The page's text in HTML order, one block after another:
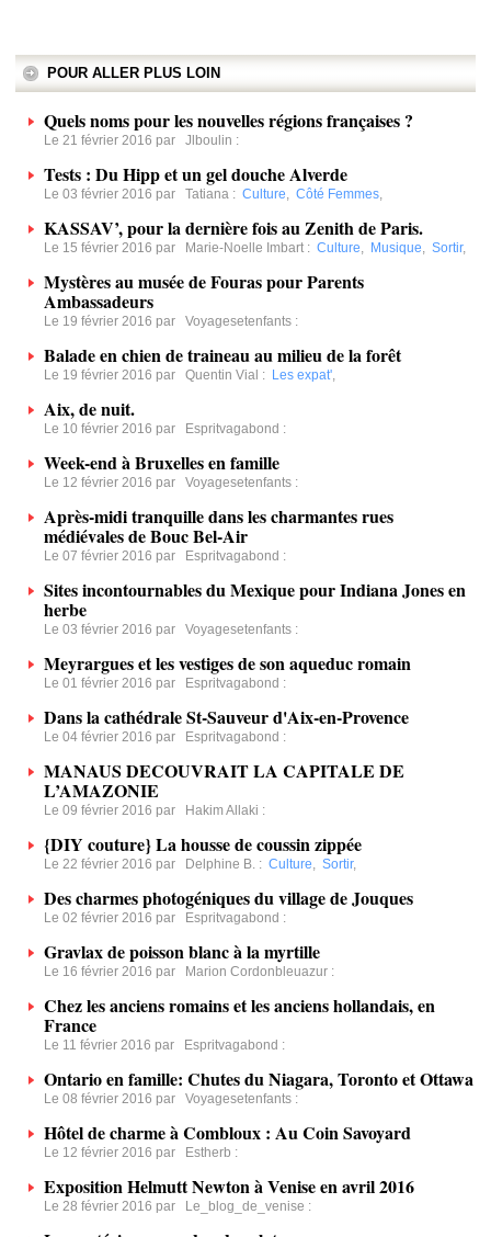
POUR ALLER PLUS LOIN
Quels noms pour les nouvelles régions françaises ?
Le 21 février 2016 par Jlboulin :
Tests : Du Hipp et un gel douche Alverde
Le 03 février 2016 par Tatiana : Culture, Côté Femmes,
KASSAV’, pour la dernière fois au Zenith de Paris.
Le 15 février 2016 par Marie-Noelle Imbart : Culture, Musique, Sortir,
Mystères au musée de Fouras pour Parents
Ambassadeurs
Le 19 février 2016 par Voyagesetenfants :
Balade en chien de traineau au milieu de la forêt
Le 19 février 2016 par Quentin Vial : Les expat',
Aix, de nuit.
Le 10 février 2016 par Espritvagabond :
Week-end à Bruxelles en famille
Le 12 février 2016 par Voyagesetenfants :
Après-midi tranquille dans les charmantes rues
médiévales de Bouc Bel-Air
Le 07 février 2016 par Espritvagabond :
Sites incontournables du Mexique pour Indiana Jones en
herbe
Le 03 février 2016 par Voyagesetenfants :
Meyrargues et les vestiges de son aqueduc romain
Le 01 février 2016 par Espritvagabond :
Dans la cathédrale St-Sauveur d'Aix-en-Provence
Le 04 février 2016 par Espritvagabond :
MANAUS DECOUVRAIT LA CAPITALE DE
L’AMAZONIE
Le 09 février 2016 par Hakim Allaki :
{DIY couture} La housse de coussin zippée
Le 22 février 2016 par Delphine B. : Culture, Sortir,
Des charmes photogéniques du village de Jouques
Le 02 février 2016 par Espritvagabond :
Gravlax de poisson blanc à la myrtille
Le 16 février 2016 par Marion Cordonbleuazur :
Chez les anciens romains et les anciens hollandais, en
France
Le 11 février 2016 par Espritvagabond :
Ontario en famille: Chutes du Niagara, Toronto et Ottawa
Le 08 février 2016 par Voyagesetenfants :
Hôtel de charme à Combloux : Au Coin Savoyard
Le 12 février 2016 par Estherb :
Exposition Helmutt Newton à Venise en avril 2016
Le 28 février 2016 par Le_blog_de_venise :